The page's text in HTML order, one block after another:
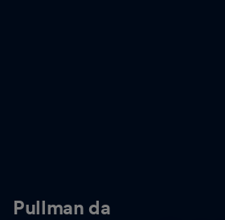
Pullman da